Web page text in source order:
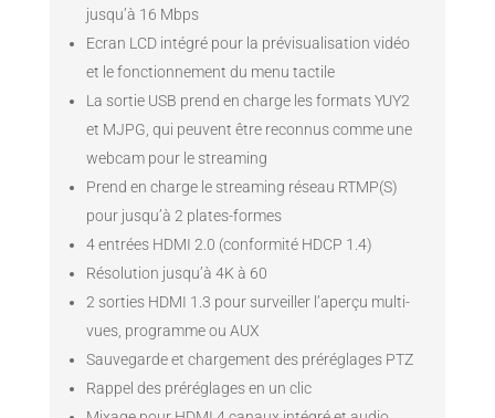
jusqu’à 16 Mbps
Ecran LCD intégré pour la prévisualisation vidéo
et le fonctionnement du menu tactile
La sortie USB prend en charge les formats YUY2
et MJPG, qui peuvent être reconnus comme une
webcam pour le streaming
Prend en charge le streaming réseau RTMP(S)
pour jusqu’à 2 plates-formes
4 entrées HDMI 2.0 (conformité HDCP 1.4)
Résolution jusqu’à 4K à 60
2 sorties HDMI 1.3 pour surveiller l’aperçu multi-
vues, programme ou AUX
Sauvegarde et chargement des préréglages PTZ
Rappel des préréglages en un clic